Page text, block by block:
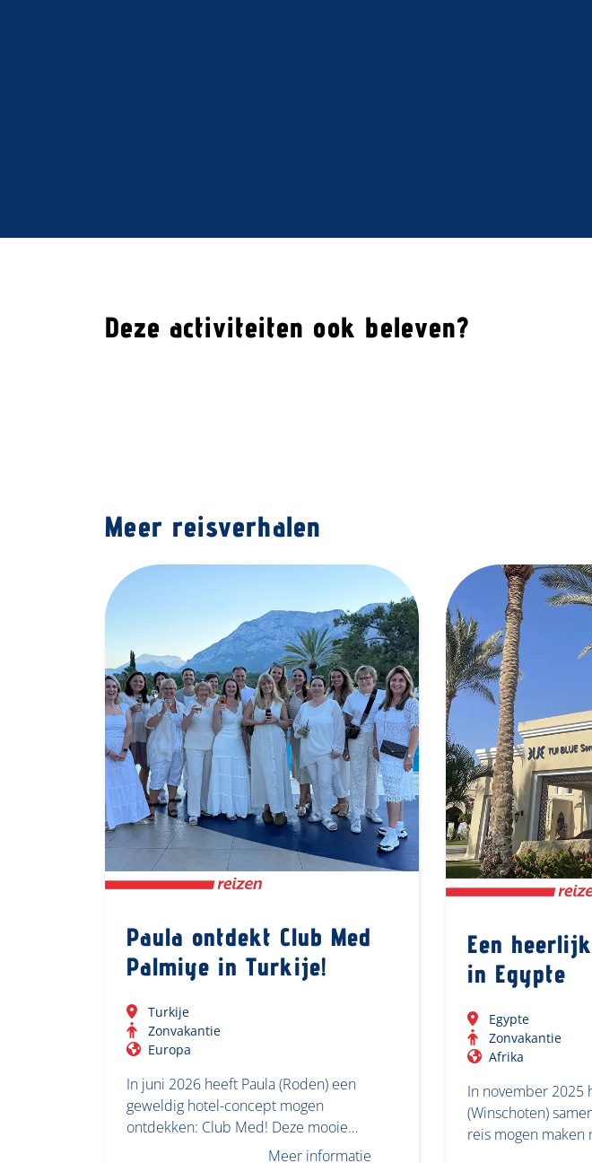
Deze activiteiten ook beleven?
Meer reisverhalen
Paula ontdekt Club Med
Palmiye in Turkije!
Turkije
Zonvakantie
Europa
In juni 2026 heeft Paula (Roden) een
geweldig hotel-concept mogen
ontdekken: Club Med! Deze mooie…
Meer informatie
Een
in Egypte
Egypte
Zonvakantie
Afrika
In november 2025
(Winschoten)
reis mogen maken